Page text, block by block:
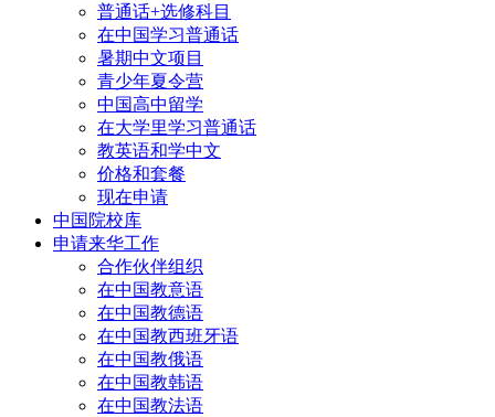
普通话+选修科目
在中国学习普通话
暑期中文项目
青少年夏令营
中国高中留学
在大学里学习普通话
教英语和学中文
价格和套餐
现在申请
中国院校库
申请来华工作
合作伙伴组织
在中国教意语
在中国教德语
在中国教西班牙语
在中国教俄语
在中国教韩语
在中国教法语